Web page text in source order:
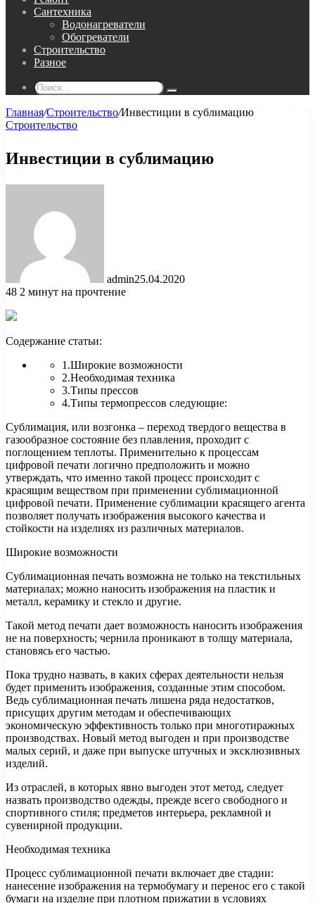
Сантехника
Водонагреватели
Обогреватели
Строительство
Разное
Поиск...
Главная/Строительство/Инвестиции в сублимацию
Строительство
Инвестиции в сублимацию
admin25.04.2020
48 2 минут на прочтение
Содержание статьи:
1.Широкие возможности
2.Необходимая техника
3.Типы прессов
4.Типы термопрессов следующие:
Сублимация, или возгонка – переход твердого вещества в
газообразное состояние без плавления, проходит с
поглощением теплоты. Применительно к процессам
цифровой печати логично предположить и можно
утверждать, что именно такой процесс происходит с
красящим веществом при применении сублимационной
цифровой печати. Применение сублимации красящего агента
позволяет получать изображения высокого качества и
стойкости на изделиях из различных материалов.
Широкие возможности
Сублимационная печать возможна не только на текстильных
материалах; можно наносить изображения на пластик и
металл, керамику и стекло и другие.
Такой метод печати дает возможность наносить изображения
не на поверхность; чернила проникают в толщу материала,
становясь его частью.
Пока трудно назвать, в каких сферах деятельности нельзя
будет применить изображения, созданные этим способом.
Ведь сублимационная печать лишена ряда недостатков,
присущих другим методам и обеспечивающих
экономическую эффективность только при многотиражных
производствах. Новый метод выгоден и при производстве
малых серий, и даже при выпуске штучных и эксклюзивных
изделий.
Из отраслей, в которых явно выгоден этот метод, следует
назвать производство одежды, прежде всего свободного и
спортивного стиля; предметов интерьера, рекламной и
сувенирной продукции.
Необходимая техника
Процесс сублимационной печати включает две стадии:
нанесение изображения на термобумагу и перенос его с такой
бумаги на изделие при плотном прижатии в условиях